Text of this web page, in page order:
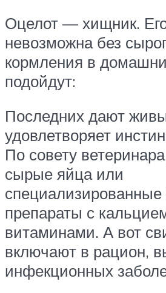
Оцелот — хищник.
невозможна без
кормления в
подойдут:
Последних дают
удовлетворяет
По совету
сырые яйца или
специализированные
препараты с
витаминами. А вот
включают в рацион,
инфекционных